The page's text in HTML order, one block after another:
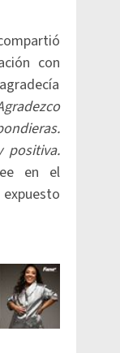
con
positiva.
en el